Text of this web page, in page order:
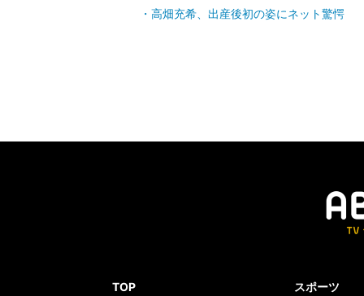
高畑充希、出産後初の姿にネット驚愕
TOP スポーツ